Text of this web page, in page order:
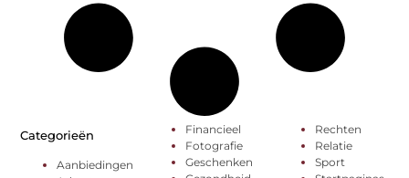
Categorieën
Aanbiedingen
Financieel
Fotografie
Geschenken
Rechten
Relatie
Sport